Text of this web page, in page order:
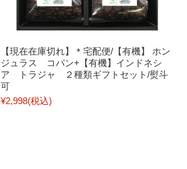
【現在在庫切れ】＊宅配便/【有機】 ホン
ジュラス コパン+【有機】インドネシ
ア トラジャ ２種類ギフトセット/熨斗
可
¥2,998(税込)